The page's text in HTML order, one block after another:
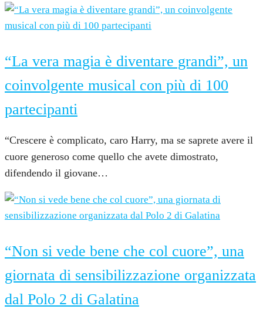
“La vera magia è diventare grandi”, un
coinvolgente musical con più di 100
partecipanti
“Crescere è complicato, caro Harry, ma se saprete avere il
cuore generoso come quello che avete dimostrato,
difendendo il giovane…
“Non si vede bene che col cuore”, una
giornata di sensibilizzazione organizzata
dal Polo 2 di Galatina